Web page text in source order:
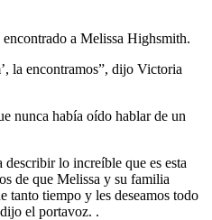
a Melissa Highsmith.
la encontramos”, dijo Victoria
nunca había oído hablar de un
describir lo increíble que es esta
de que Melissa y su familia
tanto tiempo y les deseamos todo
el portavoz. .